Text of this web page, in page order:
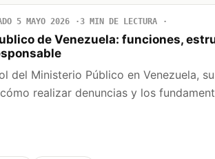
5 MAYO 2026 3 MIN DE LECTURA
de Venezuela: funciones,
del Ministerio Público en Venezuela,
realizar denuncias y los